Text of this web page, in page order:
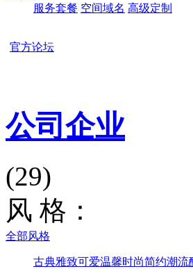
服务套餐 空间域名 高级定制
官方论坛
公司企业
(29)
风 格：
全部风格
古典雅致可爱温馨时尚简约潮流